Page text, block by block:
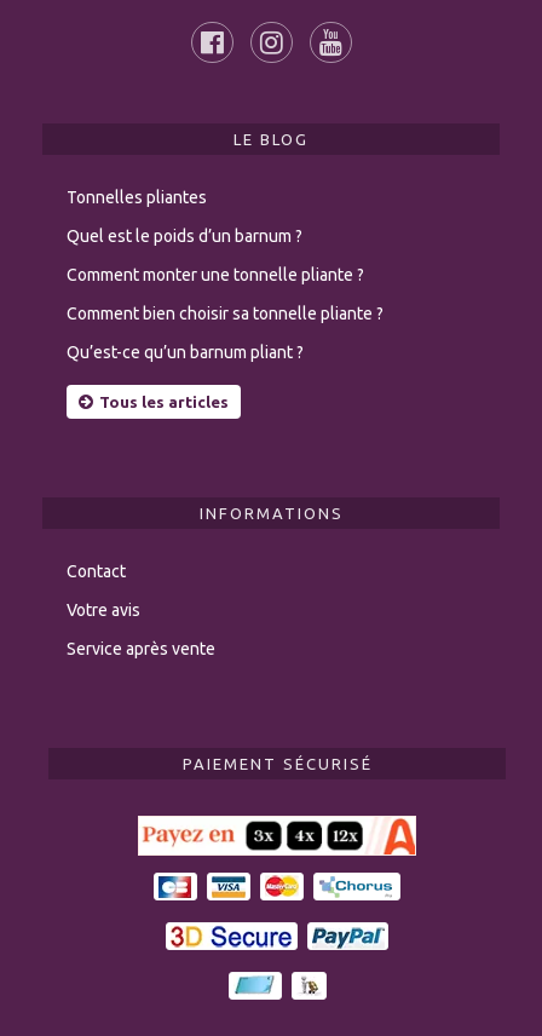
LE BLOG
Tonnelles pliantes
Quel est le poids d’un barnum ?
Comment monter une tonnelle pliante ?
Comment bien choisir sa tonnelle pliante ?
Qu’est-ce qu’un barnum pliant ?
Tous les articles
INFORMATIONS
Contact
Votre avis
Service après vente
PAIEMENT SÉCURISÉ